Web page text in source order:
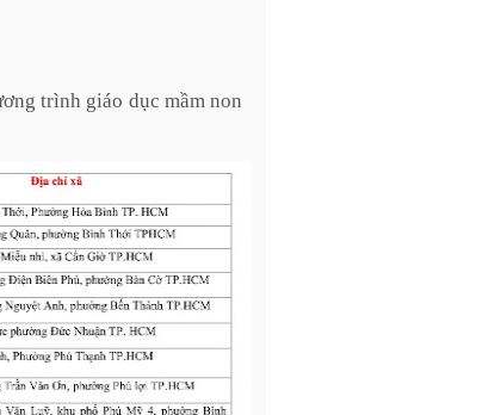
trình giáo dục mầm non